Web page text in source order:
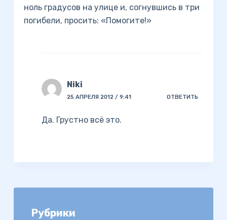
ноль градусов на улице и, согнувшись в три
погибели, просить: «Помогите!»
Niki
25 АПРЕЛЯ 2012 / 9:41 ОТВЕТИТЬ
Да. Грустно всё это.
Рубрики